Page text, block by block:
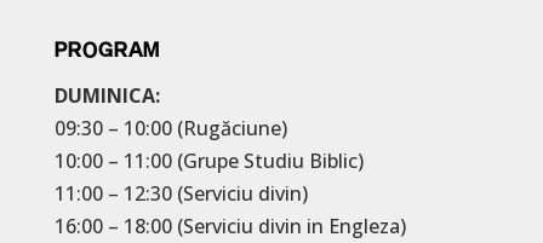
PROGRAM
DUMINICA:
09:30 – 10:00 (Rugăciune)
10:00 – 11:00 (Grupe Studiu Biblic)
11:00 – 12:30 (Serviciu divin)
16:00 – 18:00 (Serviciu divin in Engleza)